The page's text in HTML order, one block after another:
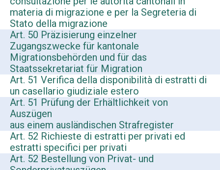
materia di migrazione e per la Segreteria di
Stato della migrazione
Art. 50 Präzisierung einzelner
Zugangszwecke für kantonale
Migrationsbehörden und für das
Staatssekretariat für Migration
Art. 51 Verifica della disponibilità di estratti di
un casellario giudiziale estero
Art. 51 Prüfung der Erhältlichkeit von
Auszügen
aus einem ausländischen Strafregister
Art. 52 Richieste di estratti per privati ed
estratti specifici per privati
Art. 52 Bestellung von Privat- und